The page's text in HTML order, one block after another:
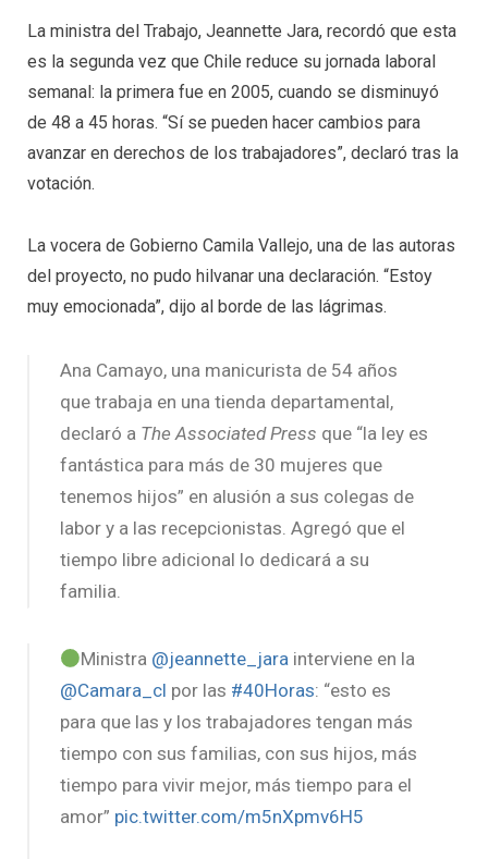
La ministra del Trabajo, Jeannette Jara, recordó que esta
es la segunda vez que Chile reduce su jornada laboral
semanal: la primera fue en 2005, cuando se disminuyó
de 48 a 45 horas. “Sí se pueden hacer cambios para
avanzar en derechos de los trabajadores”, declaró tras la
votación.
La vocera de Gobierno Camila Vallejo, una de las autoras
del proyecto, no pudo hilvanar una declaración. “Estoy
muy emocionada”, dijo al borde de las lágrimas.
Ana Camayo, una manicurista de 54 años
que trabaja en una tienda departamental,
declaró a The Associated Press que “la ley es
fantástica para más de 30 mujeres que
tenemos hijos” en alusión a sus colegas de
labor y a las recepcionistas. Agregó que el
tiempo libre adicional lo dedicará a su
familia.
Ministra @jeannette_jara interviene en la
@Camara_cl por las #40Horas: “esto es
para que las y los trabajadores tengan más
tiempo con sus familias, con sus hijos, más
tiempo para vivir mejor, más tiempo para el
amor” pic.twitter.com/m5nXpmv6H5